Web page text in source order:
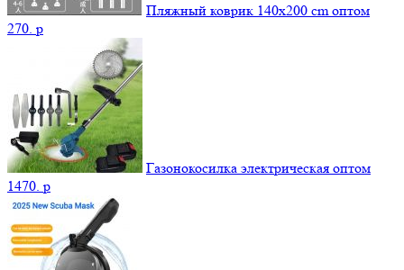
Пляжный коврик 140х200 cm оптом
270. p
Газонокосилка электрическая оптом
1470. p